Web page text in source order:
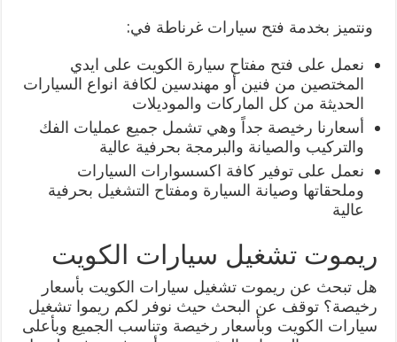
ونتميز بخدمة فتح سيارات غرناطة في:
نعمل على فتح مفتاح سيارة الكويت على ايدي
المختصين من فنين أو مهندسين لكافة انواع السيارات
الحديثة من كل الماركات والموديلات
أسعارنا رخيصة جداً وهي تشمل جميع عمليات الفك
والتركيب والصيانة والبرمجة بحرفية عالية
نعمل على توفير كافة اكسسوارات السيارات
وملحقاتها وصيانة السيارة ومفتاح التشغيل بحرفية
عالية
ريموت تشغيل سيارات الكويت
هل تبحث عن ريموت تشغيل سيارات الكويت بأسعار
رخيصة؟ توقف عن البحث حيث نوفر لكم ريموا تشغيل
سيارات الكويت وبأسعار رخيصة وتناسب الجميع وبأعلى